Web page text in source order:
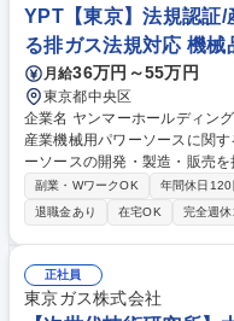
圧ガス関連や非破壊検査関連
ャリアアップにつながります
～9月となります。 募集職種 【メンテナンス担当/横浜市金沢区】■35歳以
下の採用/高圧ガス機器/手に職つ
YPT【東京】法規認証/
る排ガス法規対応 機械
月給36万円～55万円
東京都中央区
企業名 ヤンマーホールディングス株式会社 求人名
産業機械用パワーソースに関する排ガス法規
ーソースの開発・製造・販売
の主力製品、農機や建機など
ル、ガス、ガソリンエンジン)の法
◎最新法規情報の入手や関連部
証取得に向けた当局渉外活動
維持活動・新規制対応に向け
で中国、インド、ヨーロッパ
★産業用エンジン、乗用車・
副業・WワークOK 年間休日120
退職金あり
在宅OK 完全週休
正社員
東京ガス株式会社